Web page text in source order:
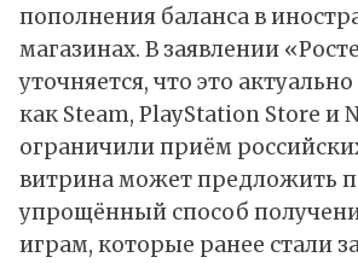
пополнения баланса в
магазинах. В заявлении
уточняется, что это
как Steam, PlayStation Store и
ограничили приём
витрина может предложить
упрощённый способ
играм, которые ранее стали